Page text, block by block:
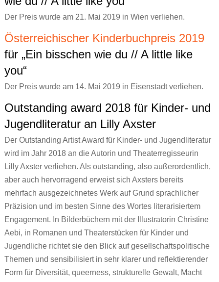
Der Preis wurde am 21. Mai 2019 in Wien verliehen.
Österreichischer Kinderbuchpreis 2019
für „Ein bisschen wie du // A little like
you“
Der Preis wurde am 14. Mai 2019 in Eisenstadt verliehen.
Outstanding award 2018 für Kinder- und
Jugendliteratur an Lilly Axster
Der Outstanding Artist Award für Kinder- und Jugendliteratur
wird im Jahr 2018 an die Autorin und Theaterregisseurin
Lilly Axster verliehen. Als outstanding, also außerordentlich,
aber auch hervorragend erweist sich Axsters bereits
mehrfach ausgezeichnetes Werk auf Grund sprachlicher
Präzision und im besten Sinne des Wortes literarisiertem
Engagement. In Bilderbüchern mit der Illustratorin Christine
Aebi, in Romanen und Theaterstücken für Kinder und
Jugendliche richtet sie den Blick auf gesellschaftspolitische
Themen und sensibilisiert in sehr klarer und reflektierender
Form für Diversität, queerness, strukturelle Gewalt, Macht